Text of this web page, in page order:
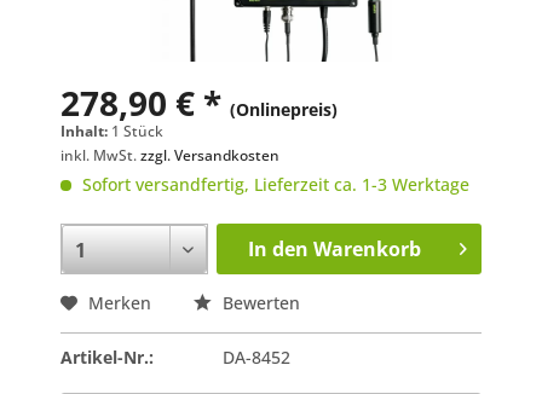
278,90 € * (Onlinepreis)
Inhalt: 1 Stück
inkl. MwSt.zzgl. Versandkosten
Sofort versandfertig, Lieferzeit ca. 1-3 Werktage
In den Warenkorb
Merken Bewerten
Artikel-Nr.: DA-8452